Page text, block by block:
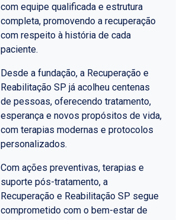
com equipe qualificada e estrutura
completa, promovendo a recuperação
com respeito à história de cada
paciente.
Desde a fundação, a Recuperação e
Reabilitação SP já acolheu centenas
de pessoas, oferecendo tratamento,
esperança e novos propósitos de vida,
com terapias modernas e protocolos
personalizados.
Com ações preventivas, terapias e
suporte pós-tratamento, a
Recuperação e Reabilitação SP segue
comprometido com o bem-estar de